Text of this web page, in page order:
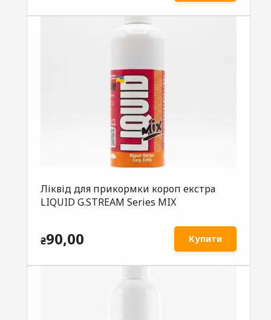
Ліквід для прикормки короп екстра
LIQUID G.STREAM Series MIX
₴90,00 Купити